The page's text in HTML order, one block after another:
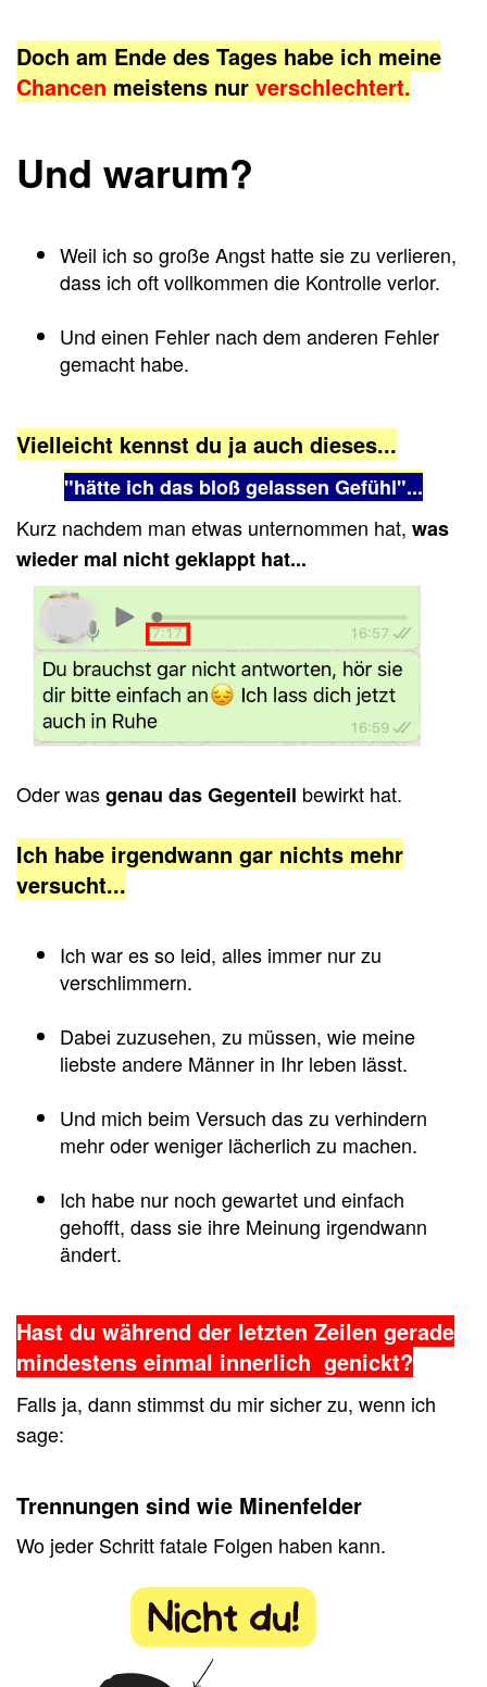
Doch am Ende des Tages habe ich meine
Chancen meistens nur verschlechtert.
Und warum?
Weil ich so große Angst hatte sie zu verlieren,
dass ich oft vollkommen die Kontrolle verlor.
Und einen Fehler nach dem anderen Fehler
gemacht habe.
Vielleicht kennst du ja auch dieses...
"hätte ich das bloß gelassen Gefühl"...
Kurz nachdem man etwas unternommen hat, was
wieder mal nicht geklappt hat...
Oder wasgenau das Gegenteil bewirkt hat.
Ich habe irgendwann gar nichts mehr
versucht...
Ich war es so leid, alles immer nur zu
verschlimmern.
Dabei zuzusehen, zu müssen, wie meine
liebste andere Männer in Ihr leben lässt.
Und mich beim Versuch das zu verhindern
mehr oder weniger lächerlich zu machen.
Ich habe nur noch gewartet und einfach
gehofft, dass sie ihre Meinung irgendwann
ändert.
Hast du während der letzten Zeilen gerade
mindestens einmal innerlich genickt?
Falls ja, dann stimmst du mir sicher zu, wenn ich
sage:
Trennungen sind wie Minenfelder
Wo jeder Schritt fatale Folgen haben kann.